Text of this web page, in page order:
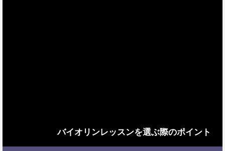
バイオリンレッスンを選ぶ際のポイント